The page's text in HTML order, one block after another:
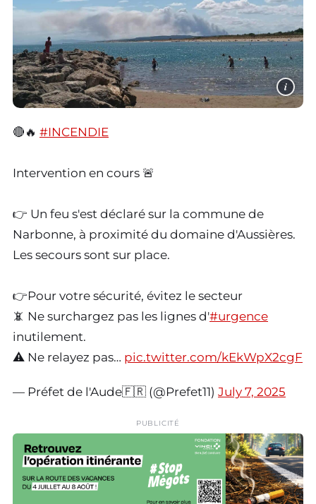
i
🔴🔥 #INCENDIE
Intervention en cours 🚨
👉 Un feu s'est déclaré sur la commune de
Narbonne, à proximité du domaine d'Aussières.
Les secours sont sur place.
👉Pour votre sécurité, évitez le secteur
📵 Ne surchargez pas les lignes d'#urgence
inutilement.
⚠️ Ne relayez pas… pic.twitter.com/kEkWpX2cgF
— Préfet de l'Aude🇫🇷 (@Prefet11) July 7, 2025
PUBLICITÉ